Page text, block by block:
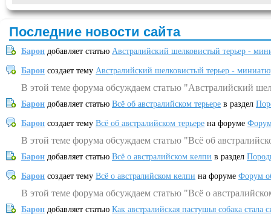
Последние новости сайта
Барон добавляет статью Австралийский шелковистый терьер -
Барон создает тему Австралийский шелковистый терьер -
В этой теме форума обсуждаем статью "Австралийский
Барон добавляет статью Всё об австралийском терьере в раздел
Барон создает тему Всё об австралийском терьере на форуме
В этой теме форума обсуждаем статью "Всё об
Барон добавляет статью Всё о австралийском келпи в раздел
Барон создает тему Всё о австралийском келпи на форуме Форум
В этой теме форума обсуждаем статью "Всё о
Барон добавляет статью Как австралийская пастушья собака